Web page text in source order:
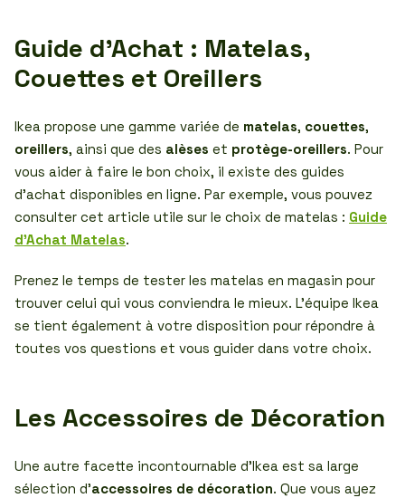
Guide d’Achat : Matelas,
Couettes et Oreillers
Ikea propose une gamme variée de matelas, couettes,
oreillers, ainsi que des alèses et protège-oreillers. Pour
vous aider à faire le bon choix, il existe des guides
d’achat disponibles en ligne. Par exemple, vous pouvez
consulter cet article utile sur le choix de matelas : Guide
d’Achat Matelas.
Prenez le temps de tester les matelas en magasin pour
trouver celui qui vous conviendra le mieux. L’équipe Ikea
se tient également à votre disposition pour répondre à
toutes vos questions et vous guider dans votre choix.
Les Accessoires de Décoration
Une autre facette incontournable d’Ikea est sa large
sélection d’accessoires de décoration. Que vous ayez